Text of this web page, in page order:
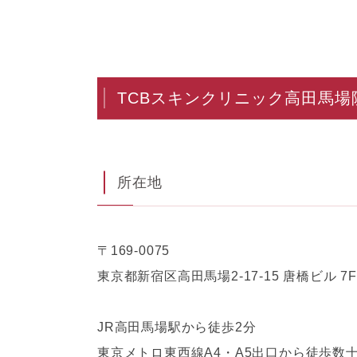
TCBスキンクリニック高田馬場
所在地
〒169-0075
東京都新宿区高田馬場2-17-15 唐橋ビル 7F
JR高田馬場駅から徒歩2分
東京メトロ東西線A4・A5出口から徒歩数